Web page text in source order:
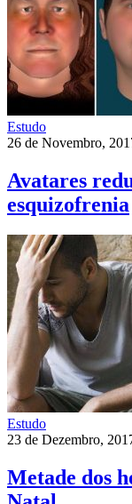
Estudo
26 de Novembro,
Avatares
esquizofrenia
Estudo
23 de Dezembro,
Metade dos